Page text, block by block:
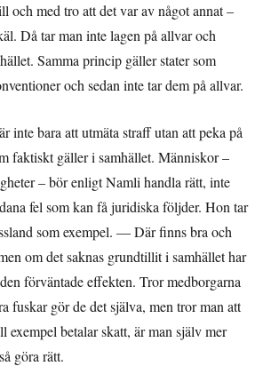
och med tro att det var av något annat –
Då tar man inte lagen på allvar och
Samma princip gäller stater som
och sedan inte tar dem på allvar.
inte bara att utmäta straff utan att peka på
faktiskt gäller i samhället. Människor –
– bör enligt Namli handla rätt, inte
fel som kan få juridiska följder. Hon tar
som exempel. — Där finns bra och
om det saknas grundtillit i samhället har
förväntade effekten. Tror medborgarna
fuskar gör de det själva, men tror man att
exempel betalar skatt, är man själv mer
göra rätt.